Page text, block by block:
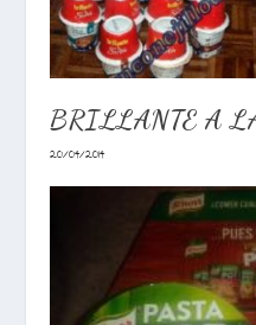
BRILLANTE A
20/04/2014